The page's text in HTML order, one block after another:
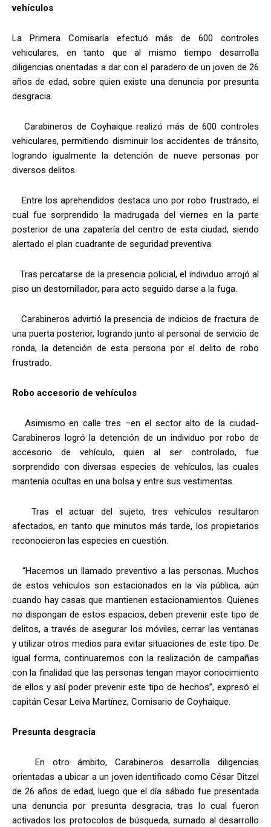
vehículos
La Primera Comisaría efectuó más de 600 controles
vehiculares, en tanto que al mismo tiempo desarrolla
diligencias orientadas a dar con el paradero de un joven de 26
años de edad, sobre quien existe una denuncia por presunta
desgracia.
Carabineros de Coyhaique realizó más de 600 controles
vehiculares, permitiendo disminuir los accidentes de tránsito,
logrando igualmente la detención de nueve personas por
diversos delitos.
Entre los aprehendidos destaca uno por robo frustrado, el
cual fue sorprendido la madrugada del viernes en la parte
posterior de una zapatería del centro de esta ciudad, siendo
alertado el plan cuadrante de seguridad preventiva.
Tras percatarse de la presencia policial, el individuo arrojó al
piso un destornillador, para acto seguido darse a la fuga.
Carabineros advirtió la presencia de indicios de fractura de
una puerta posterior, logrando junto al personal de servicio de
ronda, la detención de esta persona por el delito de robo
frustrado.
Robo accesorio de vehículos
Asimismo en calle tres –en el sector alto de la ciudad-
Carabineros logró la detención de un individuo por robo de
accesorio de vehículo, quien al ser controlado, fue
sorprendido con diversas especies de vehículos, las cuales
mantenía ocultas en una bolsa y entre sus vestimentas.
Tras el actuar del sujeto, tres vehículos resultaron
afectados, en tanto que minutos más tarde, los propietarios
reconocieron las especies en cuestión.
“Hacemos un llamado preventivo a las personas. Muchos
de estos vehículos son estacionados en la vía pública, aún
cuando hay casas que mantienen estacionamientos. Quienes
no dispongan de estos espacios, deben prevenir este tipo de
delitos, a través de asegurar los móviles, cerrar las ventanas
y utilizar otros medios para evitar situaciones de este tipo. De
igual forma, continuaremos con la realización de campañas
con la finalidad que las personas tengan mayor conocimiento
de ellos y así poder prevenir este tipo de hechos”, expresó el
capitán Cesar Leiva Martínez, Comisario de Coyhaique.
Presunta desgracia
En otro ámbito, Carabineros desarrolla diligencias
orientadas a ubicar a un joven identificado como César Ditzel
de 26 años de edad, luego que el día sábado fue presentada
una denuncia por presunta desgracia, tras lo cual fueron
activados los protocolos de búsqueda, sumado al desarrollo